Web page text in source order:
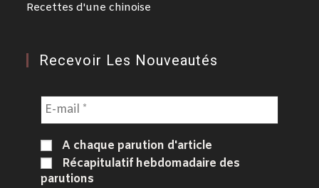
Recettes d'une chinoise
Recevoir Les Nouveautés
A chaque parution d'article
Récapitulatif hebdomadaire des
parutions